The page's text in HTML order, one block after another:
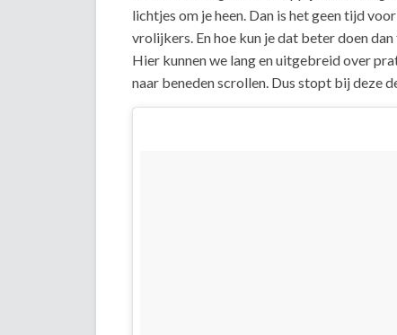
lichtjes om je heen. Dan is het geen tijd
vrolijkers. En hoe kun je dat beter doen
Hier kunnen we lang en uitgebreid over
naar beneden scrollen. Dus stopt bij deze